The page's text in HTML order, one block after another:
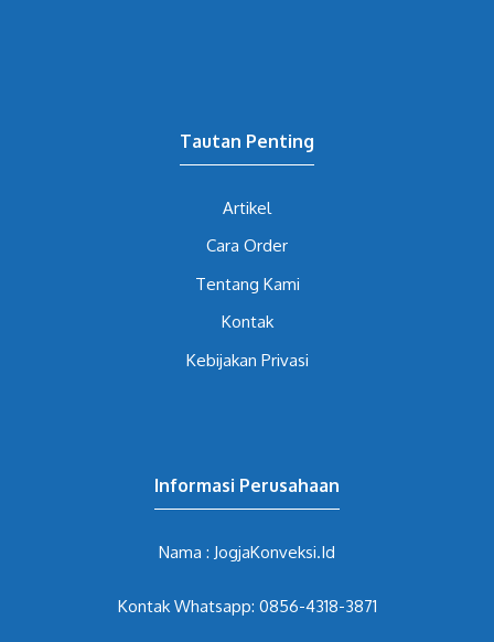
Tautan Penting
Artikel
Cara Order
Tentang Kami
Kontak
Kebijakan Privasi
Informasi Perusahaan
Nama : JogjaKonveksi.Id
Kontak Whatsapp: 0856-4318-3871